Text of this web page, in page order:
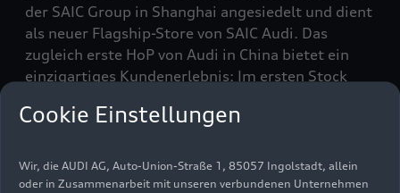
der SAIC Group in Shanghai angesiedelt und dient
als neuer Flagship-Store von SAIC Audi. Das
zugleich erste HoP von Audi in China bietet ein
einzigartiges Kundenerlebnis: Im ersten Stock
Technologieexponate bieten ein faszinierendes
können Kund_innen in exklusiven Bereichen
zusammenkommen und in einer Lounge
Cookie Einstellungen
Wir, die AUDI AG, Auto-Union-Straße 1, 85057 Ingolstadt, allein
oder in Zusammenarbeit mit unseren verbundenen Unternehmen